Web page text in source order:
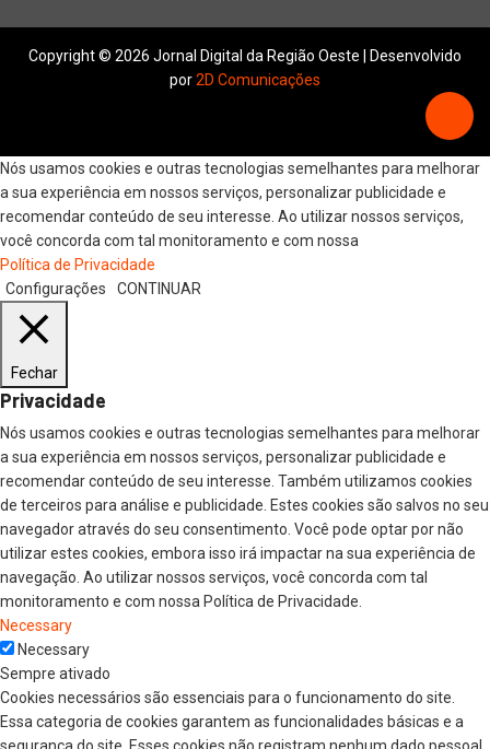
Copyright © 2026 Jornal Digital da Região Oeste | Desenvolvido
por2D Comunicações
Nós usamos cookies e outras tecnologias semelhantes para melhorar
a sua experiência em nossos serviços, personalizar publicidade e
recomendar conteúdo de seu interesse. Ao utilizar nossos serviços,
você concorda com tal monitoramento e com nossa
Política de Privacidade
Configurações
CONTINUAR
Fechar
Privacidade
Nós usamos cookies e outras tecnologias semelhantes para melhorar
a sua experiência em nossos serviços, personalizar publicidade e
recomendar conteúdo de seu interesse. Também utilizamos cookies
de terceiros para análise e publicidade. Estes cookies são salvos no seu
navegador através do seu consentimento. Você pode optar por não
utilizar estes cookies, embora isso irá impactar na sua experiência de
navegação. Ao utilizar nossos serviços, você concorda com tal
monitoramento e com nossa Política de Privacidade.
Necessary
Necessary
Sempre ativado
Cookies necessários são essenciais para o funcionamento do site.
Essa categoria de cookies garantem as funcionalidades básicas e a